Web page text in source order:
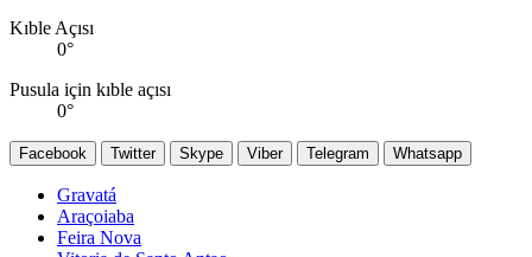
Kıble Açısı
0°
Pusula için kıble açısı
0°
Facebook Twitter Skype Viber Telegram Whatsapp
Gravatá
Araçoiaba
Feira Nova